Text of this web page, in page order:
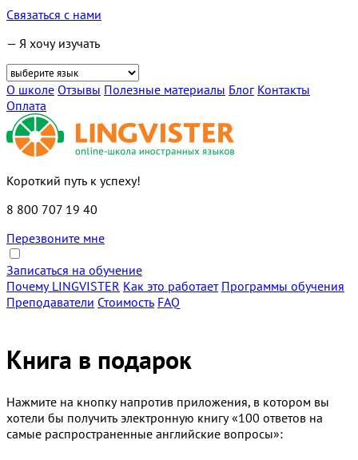
Связаться с нами
— Я хочу изучать
О школе Отзывы Полезные материалы Блог Контакты
Оплата
Короткий путь к успеху!
8 800 707 19 40
Перезвоните мне
Записаться на обучение
Почему LINGVISTER Как это работает Программы обучения
Преподаватели Стоимость FAQ
Книга в подарок
Нажмите на кнопку напротив приложения, в котором вы
хотели бы получить электронную книгу «100 ответов на
самые распространенные английские вопросы»: